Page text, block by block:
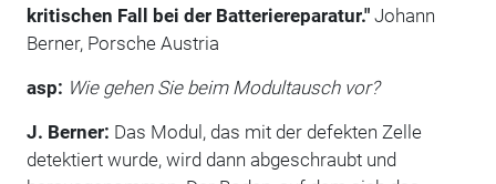
kritischen Fall bei der Batteriereparatur."Johann
Berner, Porsche Austria
asp: Wie gehen Sie beim Modultausch vor?
J. Berner: Das Modul, das mit der defekten Zelle
detektiert wurde, wird dann abgeschraubt und